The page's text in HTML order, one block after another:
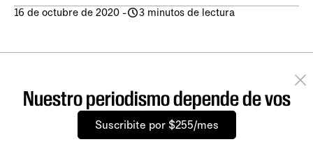
16 de octubre de 2020 - 3 minutos de lectura
Nuestro periodismo depende de vos
Suscribite por $255/mes